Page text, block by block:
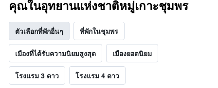
คุณในอุทยานแห่งชาติหมู่เกาะชุมพร
ตัวเลือกที่พักอื่นๆ ที่พักในชุมพร
เมืองที่ได้รับความนิยมสูงสุด เมืองยอดนิยม
โรงแรม 3 ดาว โรงแรม 4 ดาว